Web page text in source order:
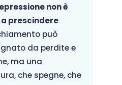
non è
a prescindere
può
da perdite e
ma una
che spegne, che